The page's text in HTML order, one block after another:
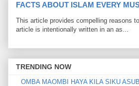
FACTS ABOUT ISLAM EVERY
This article provides compelling reasons
article is intentionally written in an as...
TRENDING NOW
OMBA MAOMBI HAYA KILA SIKU